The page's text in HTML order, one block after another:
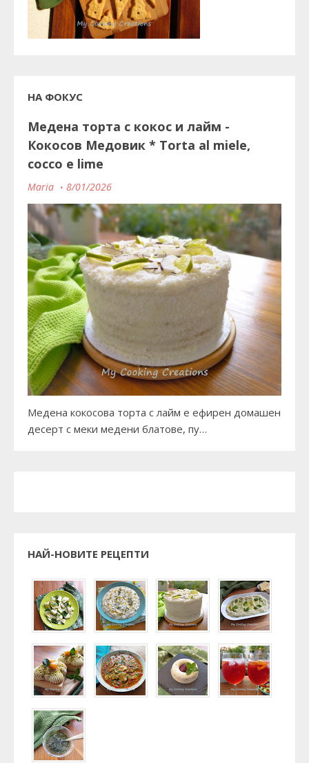
НА ФОКУС
Медена торта с кокос и лайм -
Кокосов Медовик * Torta al miele,
cocco e lime
Maria 8/01/2026
Медена кокосова торта с лайм е ефирен домашен
десерт с меки медени блатове, пу…
НАЙ-НОВИТЕ РЕЦЕПТИ